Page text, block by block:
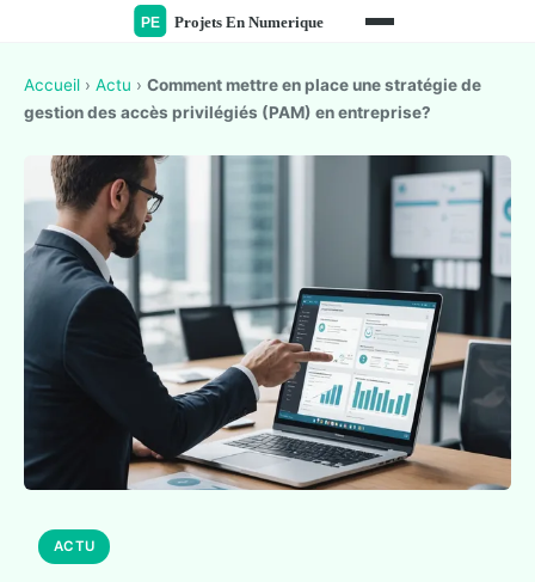
Accueil › Actu › Comment mettre en place une stratégie de
gestion des accès privilégiés (PAM) en entreprise?
ACTU